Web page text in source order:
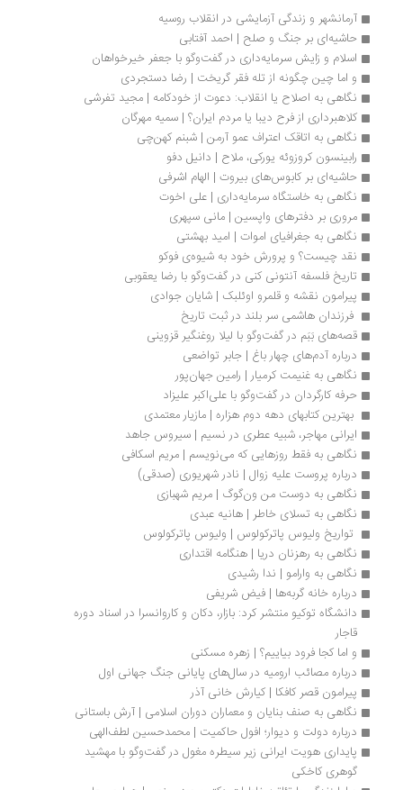
آرمانشهر و زندگی آزمایشی در انقلاب روسیه
حاشیه‌ای بر جنگ و صلح | احمد آفتابی
اسلام و زایش سرمایه‌داری در گفت‌وگو با جعفر خیرخواهان
و اما چین چگونه از تله فقر گریخت | رضا دستجردی
نگاهی به اصلاح یا انقلاب: دعوت از خودکامه | مجید تفرشی
کلاهبرداری از فرح دیبا یا مردم ایران؟ | سمیه مهرگان
نگاهی به اتاقک اعتراف عمو آرمن | شبنم کهن‌چی
رابینسون کروزوئه یورکی، ملاح | دانیل دفو
حاشیه‌ای بر کابوس‌های بیروت | الهام اشرفی
نگاهی به خاستگاه سرمایه‌داری | علی اخوت
مروری بر دفتر‌های واپسین | مانی سپهری
نگاهی به جغرافیای اموات | امید‌‌ بهشتی
نقد چیست؟ و پرورش خود به شیوه‌ی فوکو
تاریخ فلسفه آنتونی کنی در گفت‌وگو با رضا یعقوبی
پیرامون نقشه و قلمرو اوئلبک | شایان جوادی
فرزندان هاشمی سر بلند در ثبت تاریخ
قصه‌های بَبَم در گفت‌وگو با لیلا روغنگیر قزوینی
درباره آدم‌های چهار باغ | جابر تواضعی
نگاهی به غنیمت کرمیار | رامین جهان‌پور
حرفه کارگردان در گفت‌وگو با علی‌اکبر علیزاد
بهترین کتابهای دهه دوم هزاره | مازیار معتمدی
ایرانی مهاجر، شبیه عطری در نسیم | سیروس جاهد
نگاهی به فقط روزهایی که می‌نویسم | مریم اسکافی
درباره پروست علیه زوال | نادر شهریوری (صدقی)
نگاهی به دوست من ون‌گوگ | مریم شهبازی
نگاهی به تسلای خاطر | هانیه عبدی
تواریخ ولیوس پاترکولوس | ولیوس پاترکولوس
نگاهی به رهزنان دریا | هنگامه اقتداری
نگاهی به وارامو | ندا رشیدی
درباره خانه گربه‌ها | فیض شریفی
دانشگاه توکیو منتشر کرد: بازار، دکان و کاروانسرا در اسناد دوره
و اما کجا فرود بیاییم؟ | زهره مسکنی
درباره مصائب ارومیه در سال‌های پایانی جنگ جهانی اول
پیرامون قصر کافکا | کیارش خانی آذر
نگاهی به صنف بنایان و معماران دوران اسلامی | آرش باستانی
درباره دولت و دیوار؛ افول حاکمیت | محمدحسین لطف‌الهی
گوهری کاخکی